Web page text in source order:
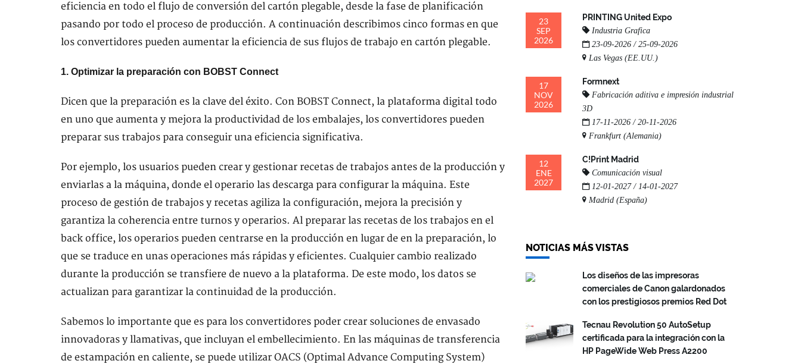
eficiencia en todo el flujo de conversión del cartón plegable, desde la fase de planificación
pasando por todo el proceso de producción. A continuación describimos cinco formas en que
los convertidores pueden aumentar la eficiencia de sus flujos de trabajo en cartón plegable.
1. Optimizar la preparación con BOBST Connect
Dicen que la preparación es la clave del éxito. Con BOBST Connect, la plataforma digital todo
en uno que aumenta y mejora la productividad de los embalajes, los convertidores pueden
preparar sus trabajos para conseguir una eficiencia significativa.
Por ejemplo, los usuarios pueden crear y gestionar recetas de trabajos antes de la producción y
enviarlas a la máquina, donde el operario las descarga para configurar la máquina. Este
proceso de gestión de trabajos y recetas agiliza la configuración, mejora la precisión y
garantiza la coherencia entre turnos y operarios. Al preparar las recetas de los trabajos en el
back office, los operarios pueden centrarse en la producción en lugar de en la preparación, lo
que se traduce en unas operaciones más rápidas y eficientes. Cualquier cambio realizado
durante la producción se transfiere de nuevo a la plataforma. De este modo, los datos se
actualizan para garantizar la continuidad de la producción.
Sabemos lo importante que es para los convertidores poder crear soluciones de envasado
innovadoras y llamativas, que incluyan el embellecimiento. En las máquinas de transferencia
de estampación en caliente, se puede utilizar OACS (Optimal Advance Computing System)
23
SEP
2026
PRINTING United Expo
Industria Grafica
23-09-2026 / 25-09-2026
Las Vegas (EE.UU.)
17
NOV
2026
Formnext
Fabricación aditiva e impresión industrial
3D
17-11-2026 / 20-11-2026
Frankfurt (Alemania)
12
ENE
2027
C!Print Madrid
Comunicación visual
12-01-2027 / 14-01-2027
Madrid (España)
NOTICIAS MÁS VISTAS
Los diseños de las impresoras
comerciales de Canon galardonados
con los prestigiosos premios Red Dot
Tecnau Revolution 50 AutoSetup
certificada para la integración con la
HP PageWide Web Press A2200